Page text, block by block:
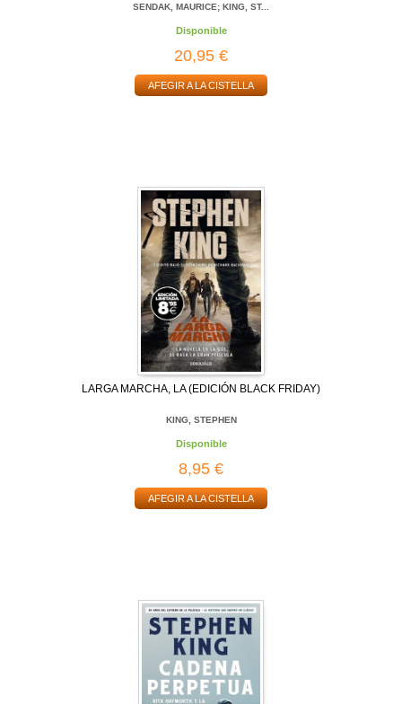
SENDAK, MAURICE; KING, ST...
Disponible
20,95 €
AFEGIR A LA CISTELLA
LARGA MARCHA, LA (EDICIÓN BLACK FRIDAY)
KING, STEPHEN
Disponible
8,95 €
AFEGIR A LA CISTELLA